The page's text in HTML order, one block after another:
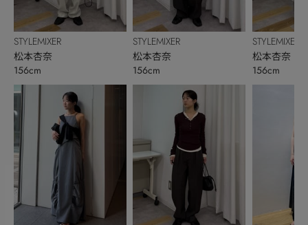
STYLEMIXER
松本杏奈
156cm
STYLEMIXER
松本杏奈
156cm
STYLEMIXER
松本杏奈
156cm